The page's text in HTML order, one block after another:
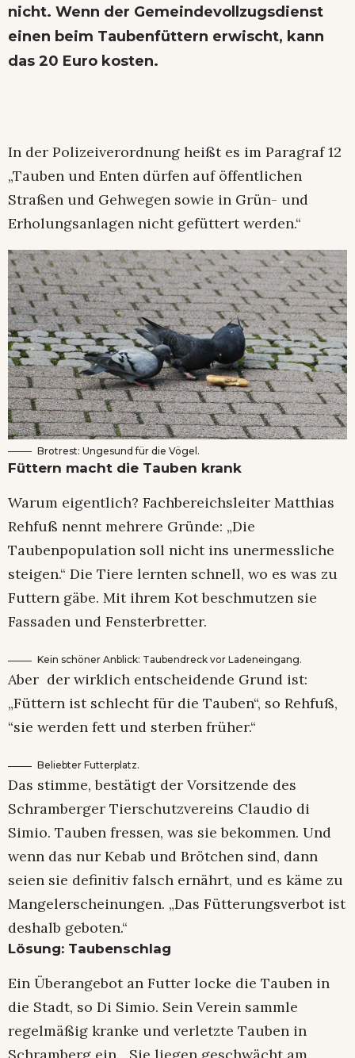
nicht. Wenn der Gemeindevollzugsdienst
einen beim Taubenfüttern erwischt, kann
das 20 Euro kosten.
In der Polizeiverordnung heißt es im Paragraf 12
„Tauben und Enten dürfen auf öffentlichen
Straßen und Gehwegen sowie in Grün- und
Erholungsanlagen nicht gefüttert werden.“
Brotrest: Ungesund für die Vögel.
Füttern macht die Tauben krank
Warum eigentlich? Fachbereichsleiter Matthias
Rehfuß nennt mehrere Gründe: „Die
Taubenpopulation soll nicht ins unermessliche
steigen.“ Die Tiere lernten schnell, wo es was zu
Futtern gäbe. Mit ihrem Kot beschmutzen sie
Fassaden und Fensterbretter.
Kein schöner Anblick: Taubendreck vor Ladeneingang.
Aber der wirklich entscheidende Grund ist:
„Füttern ist schlecht für die Tauben“, so Rehfuß,
“sie werden fett und sterben früher.“
Beliebter Futterplatz.
Das stimme, bestätigt der Vorsitzende des
Schramberger Tierschutzvereins Claudio di
Simio. Tauben fressen, was sie bekommen. Und
wenn das nur Kebab und Brötchen sind, dann
seien sie definitiv falsch ernährt, und es käme zu
Mangelerscheinungen. „Das Fütterungsverbot ist
deshalb geboten.“
Lösung: Taubenschlag
Ein Überangebot an Futter locke die Tauben in
die Stadt, so Di Simio. Sein Verein sammle
regelmäßig kranke und verletzte Tauben in